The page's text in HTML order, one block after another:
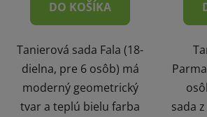
DO KOŠÍKA
Tanierová sada Fala (18-
dielna, pre 6 osôb) má
moderný geometrický
tvar a teplú bielu farba
sada